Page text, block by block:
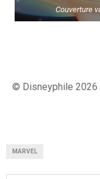
Couverture
© Disneyphile
MARVEL